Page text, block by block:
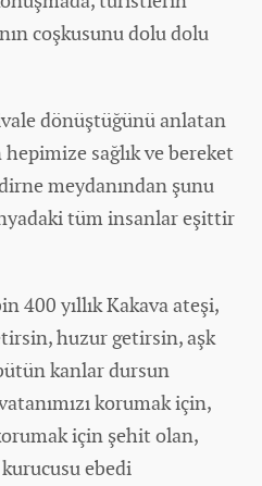
coşkusunu dolu dolu
dönüştüğünü anlatan
sağlık ve bereket
meydanından şunu
daki tüm insanlar eşittir
400 yıllık Kakava ateşi,
huzur getirsin, aşk
kanlar dursun
korumak için,
için şehit olan,
ebedi